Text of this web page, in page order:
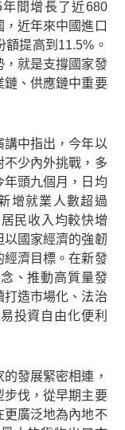
間增長了近680
近年來中國進口
提高到11.5%。
，就是支撐國家發
鏈、供應鏈中重要
中指出，今年以
少內外挑戰，多
頭九個月，日均
增就業人數超過
民收入均較快增
國家經濟的強韌
濟目標。在新發
、推動高質量發
造市場化、法治
投資自由化便利
發展緊密相連，
伐，從早期主要
廣泛地為內地不